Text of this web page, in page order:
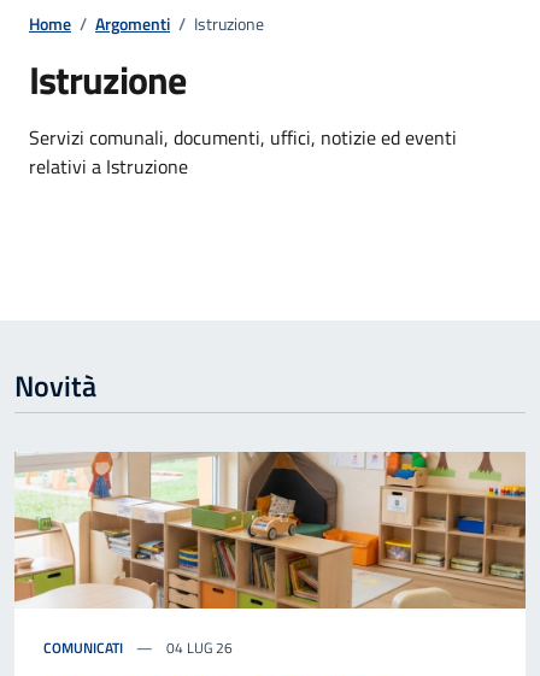
Home / Argomenti / Istruzione
Istruzione
Dettagli dell'argomento
Servizi comunali, documenti, uffici, notizie ed eventi
relativi a Istruzione
Novità
COMUNICATI 04 LUG 26